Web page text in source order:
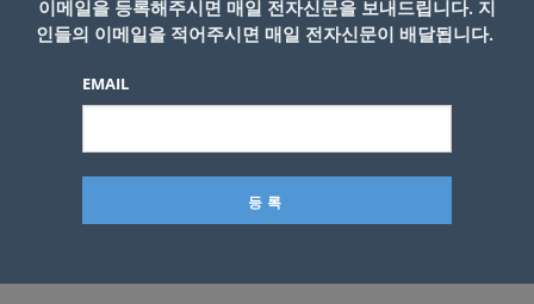
이메일을 등록해주시면 매일 전자신문을 보내드립니다. 지
인들의 이메일을 적어주시면 매일 전자신문이 배달됩니다.
EMAIL